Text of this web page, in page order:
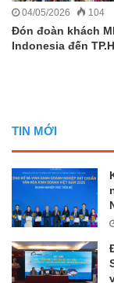
04/05/2026 104
Đón đoàn khách
Indonesia đến
TIN MỚI